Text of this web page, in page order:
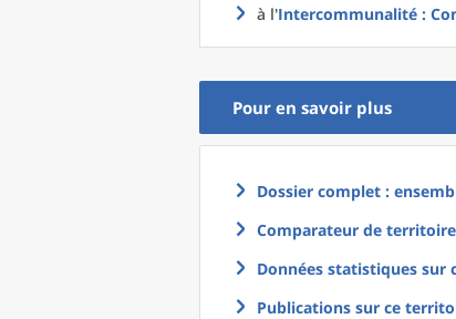
à l'Intercommunalité :
Pour en savoir plus
Dossier complet :
Comparateur de
Données statistiques sur
Publications sur ce